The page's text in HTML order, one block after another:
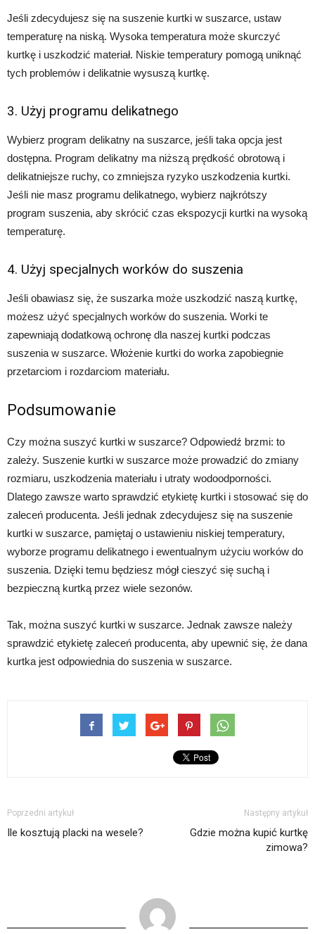
Jeśli zdecydujesz się na suszenie kurtki w suszarce, ustaw
temperaturę na niską. Wysoka temperatura może skurczyć
kurtkę i uszkodzić materiał. Niskie temperatury pomogą uniknąć
tych problemów i delikatnie wysuszą kurtkę.
3. Użyj programu delikatnego
Wybierz program delikatny na suszarce, jeśli taka opcja jest
dostępna. Program delikatny ma niższą prędkość obrotową i
delikatniejsze ruchy, co zmniejsza ryzyko uszkodzenia kurtki.
Jeśli nie masz programu delikatnego, wybierz najkrótszy
program suszenia, aby skrócić czas ekspozycji kurtki na wysoką
temperaturę.
4. Użyj specjalnych worków do suszenia
Jeśli obawiasz się, że suszarka może uszkodzić naszą kurtkę,
możesz użyć specjalnych worków do suszenia. Worki te
zapewniają dodatkową ochronę dla naszej kurtki podczas
suszenia w suszarce. Włożenie kurtki do worka zapobiegnie
przetarciom i rozdarciom materiału.
Podsumowanie
Czy można suszyć kurtki w suszarce? Odpowiedź brzmi: to
zależy. Suszenie kurtki w suszarce może prowadzić do zmiany
rozmiaru, uszkodzenia materiału i utraty wodoodporności.
Dlatego zawsze warto sprawdzić etykietę kurtki i stosować się do
zaleceń producenta. Jeśli jednak zdecydujesz się na suszenie
kurtki w suszarce, pamiętaj o ustawieniu niskiej temperatury,
wyborze programu delikatnego i ewentualnym użyciu worków do
suszenia. Dzięki temu będziesz mógł cieszyć się suchą i
bezpieczną kurtką przez wiele sezonów.
Tak, można suszyć kurtki w suszarce. Jednak zawsze należy
sprawdzić etykietę zaleceń producenta, aby upewnić się, że dana
kurtka jest odpowiednia do suszenia w suszarce.
Poprzedni artykuł
Ile kosztują placki na wesele?
Następny artykuł
Gdzie można kupić kurtkę
zimowa?